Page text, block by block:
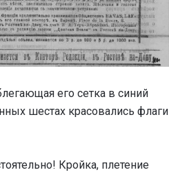
его сетка в синий
шестах красовались флаги
Кройка, плетение